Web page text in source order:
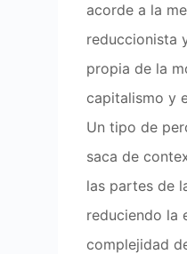
acorde a la
reduccionista
propia de la
capitalismo y
Un tipo de
saca de
las partes de
reduciendo la
complejidad